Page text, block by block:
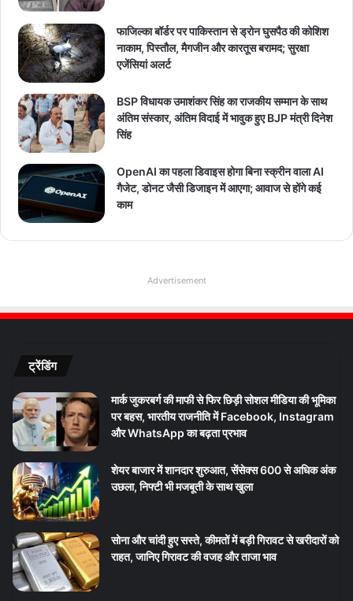
फाजिल्का बॉर्डर पर पाकिस्तान से ड्रोन घुसपैठ की कोशिश
नाकाम, पिस्तौल, मैगजीन और कारतूस बरामद; सुरक्षा
एजेंसियां अलर्ट
BSP विधायक उमाशंकर सिंह का राजकीय सम्मान के साथ
अंतिम संस्कार, अंतिम विदाई में भावुक हुए BJP मंत्री दिनेश
सिंह
OpenAI का पहला डिवाइस होगा बिना स्क्रीन वाला AI
गैजेट, डोनट जैसी डिजाइन में आएगा; आवाज से होंगे कई
काम
Advertisement
ट्रेंडिंग
मार्क जुकरबर्ग की माफी से फिर छिड़ी सोशल मीडिया की भूमिका
पर बहस, भारतीय राजनीति में Facebook, Instagram
और WhatsApp का बढ़ता प्रभाव
शेयर बाजार में शानदार शुरुआत, सेंसेक्स 600 से अधिक अंक
उछला, निफ्टी भी मजबूती के साथ खुला
सोना और चांदी हुए सस्ते, कीमतों में बड़ी गिरावट से खरीदारों को
राहत, जानिए गिरावट की वजह और ताजा भाव